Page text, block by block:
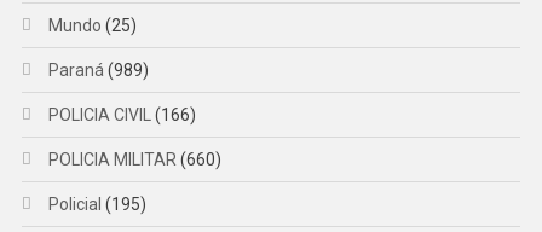
Mundo (25)
Paraná (989)
POLICIA CIVIL (166)
POLICIA MILITAR (660)
Policial (195)